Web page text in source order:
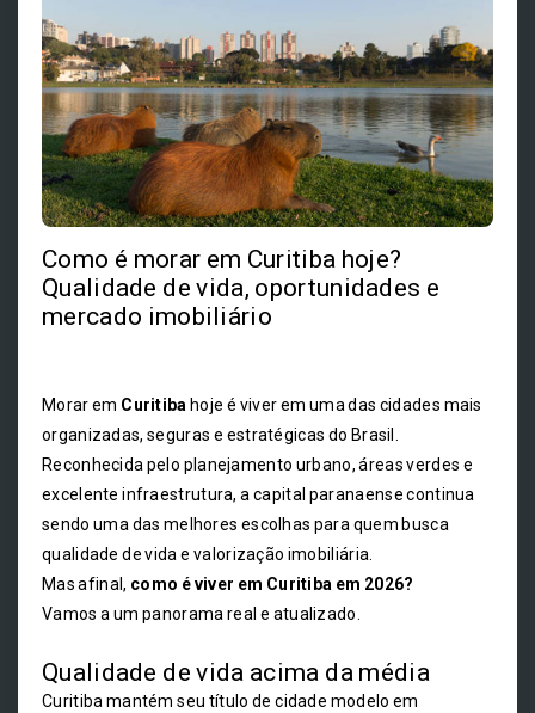
Como é morar em Curitiba hoje?
Qualidade de vida, oportunidades e
mercado imobiliário
Morar em Curitiba hoje é viver em uma das cidades mais
organizadas, seguras e estratégicas do Brasil.
Reconhecida pelo planejamento urbano, áreas verdes e
excelente infraestrutura, a capital paranaense continua
sendo uma das melhores escolhas para quem busca
qualidade de vida e valorização imobiliária.
Mas afinal, como é viver em Curitiba em 2026?
Vamos a um panorama real e atualizado.
Qualidade de vida acima da média
Curitiba mantém seu título de cidade modelo em